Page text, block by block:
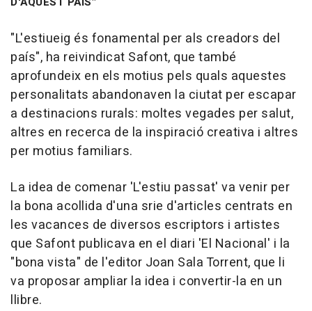
"L'estiueig és fonamental per als creadors del
país", ha reivindicat Safont, que també
aprofundeix en els motius pels quals aquestes
personalitats abandonaven la ciutat per escapar
a destinacions rurals: moltes vegades per salut,
altres en recerca de la inspiració creativa i altres
per motius familiars.
La idea de comenar 'L'estiu passat' va venir per
la bona acollida d'una srie d'articles centrats en
les vacances de diversos escriptors i artistes
que Safont publicava en el diari 'El Nacional' i la
"bona vista" de l'editor Joan Sala Torrent, que li
va proposar ampliar la idea i convertir-la en un
llibre.